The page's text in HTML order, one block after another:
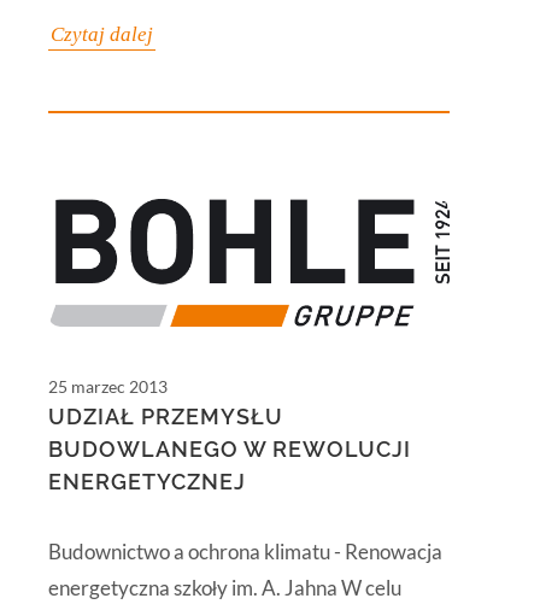
Czytaj dalej
25 marzec 2013
UDZIAŁ PRZEMYSŁU
BUDOWLANEGO W REWOLUCJI
ENERGETYCZNEJ
Budownictwo a ochrona klimatu - Renowacja
energetyczna szkoły im. A. Jahna W celu